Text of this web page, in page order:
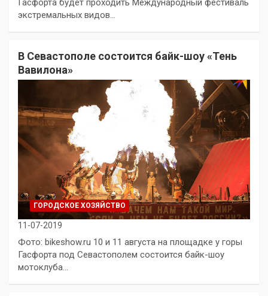
Гасфорта будет проходить Международный фестиваль
экстремальных видов…
В Севастополе состоится байк-шоу «Тень
Вавилона»
ГОРОДСКОЕ ХОЗЯЙСТВО
11-07-2019
Фото: bikeshow.ru 10 и 11 августа на площадке у горы
Гасфорта под Севастополем состоится байк-шоу
мотоклуба…